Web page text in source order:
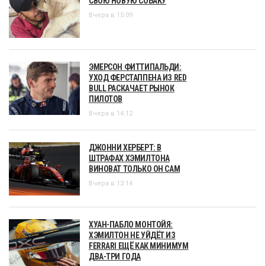
Вчера в 15:09
ЭМЕРСОН ФИТТИПАЛЬДИ:
УХОД ФЕРСТАППЕНА ИЗ RED
BULL РАСКАЧАЕТ РЫНОК
ПИЛОТОВ
Вчера в 14:12
ДЖОННИ ХЕРБЕРТ: В
ШТРАФАХ ХЭМИЛТОНА
ВИНОВАТ ТОЛЬКО ОН САМ
Вчера в 13:14
ХУАН-ПАБЛО МОНТОЙЯ:
ХЭМИЛТОН НЕ УЙДЁТ ИЗ
FERRARI ЕЩЁ КАК МИНИМУМ
ДВА-ТРИ ГОДА